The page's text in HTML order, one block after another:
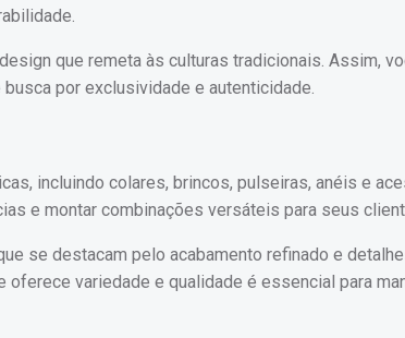
que remeta às culturas tradicionais. Assim,
por exclusividade e autenticidade.
incluindo colares, brincos, pulseiras, anéis e
e montar combinações versáteis para seus
se destacam pelo acabamento refinado e
variedade e qualidade é essencial para